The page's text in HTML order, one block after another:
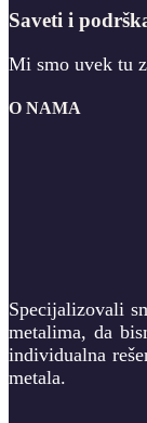
Saveti i
Mi smo uvek tu
O NAMA
Specijalizovali
metalima, da
individualna
metala.